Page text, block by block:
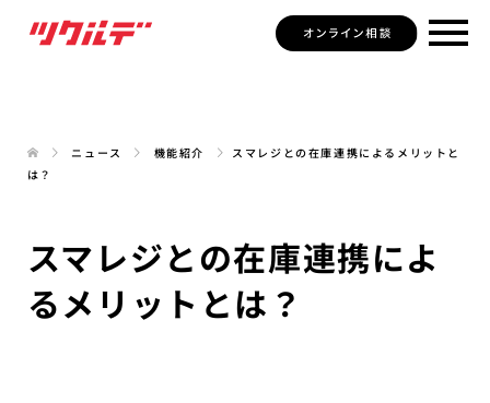
ニュース 機能紹介
スマレジとの在庫連携によるメリットと
は？
スマレジとの在庫連携によ
るメリットとは？